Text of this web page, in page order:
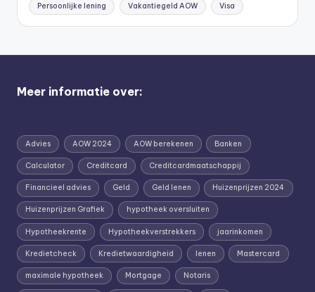
Persoonlijke lening Vakantiegeld AOW Visa
Meer informatie over:
Advies AOW 2024 AOW berekenen Banken
Calculator Creditcard Creditcardmaatschappij
Financieel advies Geld Geld lenen Huizenprijzen 2024
Huizenprijzen Grafiek hypotheek oversluiten
Hypotheekrente Hypotheekverstrekkers jaarinkomen
Kredietcheck Kredietwaardigheid lenen Mastercard
maximale hypotheek Mortgage Notaris